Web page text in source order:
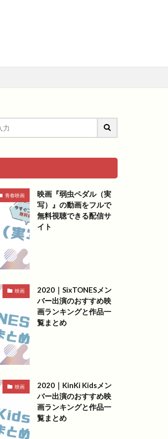
青春映画
映画『弱虫ペダル（実
写）』の動画をフルで
無料視聴できる配信サ
イト
映画
2020｜SixTONESメン
バー出演のおすすめ映
画ランキングと作品一
覧まとめ
映画
2020｜KinKi Kidsメン
バー出演のおすすめ映
画ランキングと作品一
覧まとめ